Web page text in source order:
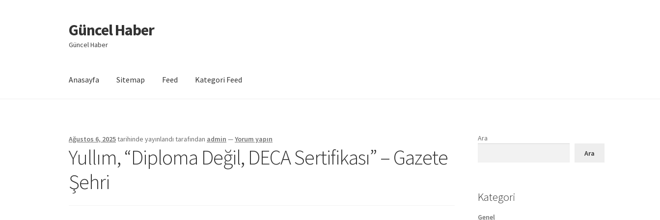
Dolaşıma
geç
İçeriğe
geç
Güncel Haber
Güncel Haber
Anasayfa Sitemap Feed Kategori Feed
Ağustos 6, 2025tarihinde yayınlandı tarafından admin —Yorum yapın
Yullım, “Diploma Değil, DECA Sertifikası” – Gazete
Şehri
Ara
Ara
Kategori
Genel